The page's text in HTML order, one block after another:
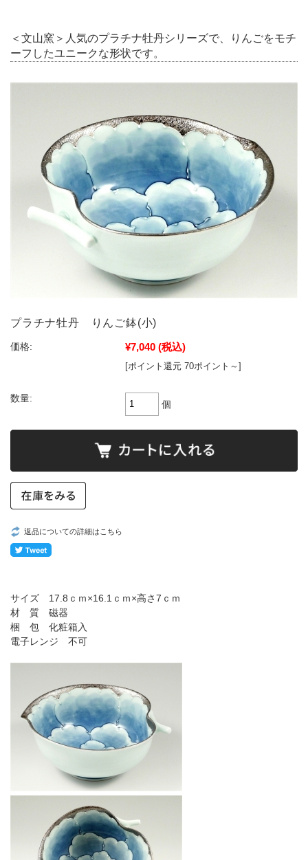
＜文山窯＞人気のプラチナ牡丹シリーズで、りんごをモチ
ーフしたユニークな形状です。
プラチナ牡丹 りんご鉢(小)
価格: ¥7,040 (税込)
[ポイント還元 70ポイント～]
数量:
個
返品についての詳細はこちら
サイズ 17.8ｃｍ×16.1ｃｍ×高さ7ｃｍ
材 質 磁器
梱 包 化粧箱入
電子レンジ 不可